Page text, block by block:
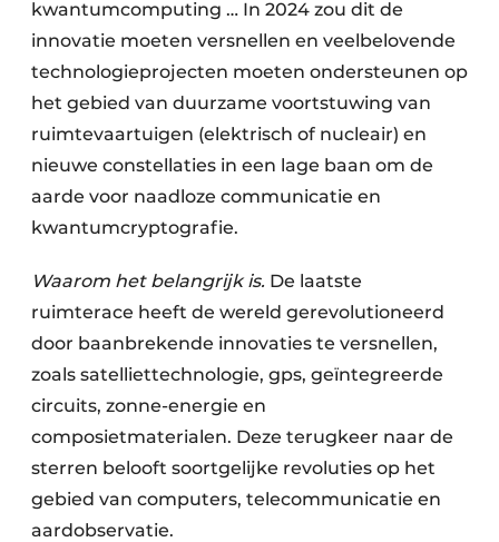
kwantumcomputing … In 2024 zou dit de
innovatie moeten versnellen en veelbelovende
technologieprojecten moeten ondersteunen op
het gebied van duurzame voortstuwing van
ruimtevaartuigen (elektrisch of nucleair) en
nieuwe constellaties in een lage baan om de
aarde voor naadloze communicatie en
kwantumcryptografie.
Waarom het belangrijk is. De laatste
ruimterace heeft de wereld gerevolutioneerd
door baanbrekende innovaties te versnellen,
zoals satelliettechnologie, gps, geïntegreerde
circuits, zonne-energie en
composietmaterialen. Deze terugkeer naar de
sterren belooft soortgelijke revoluties op het
gebied van computers, telecommunicatie en
aardobservatie.